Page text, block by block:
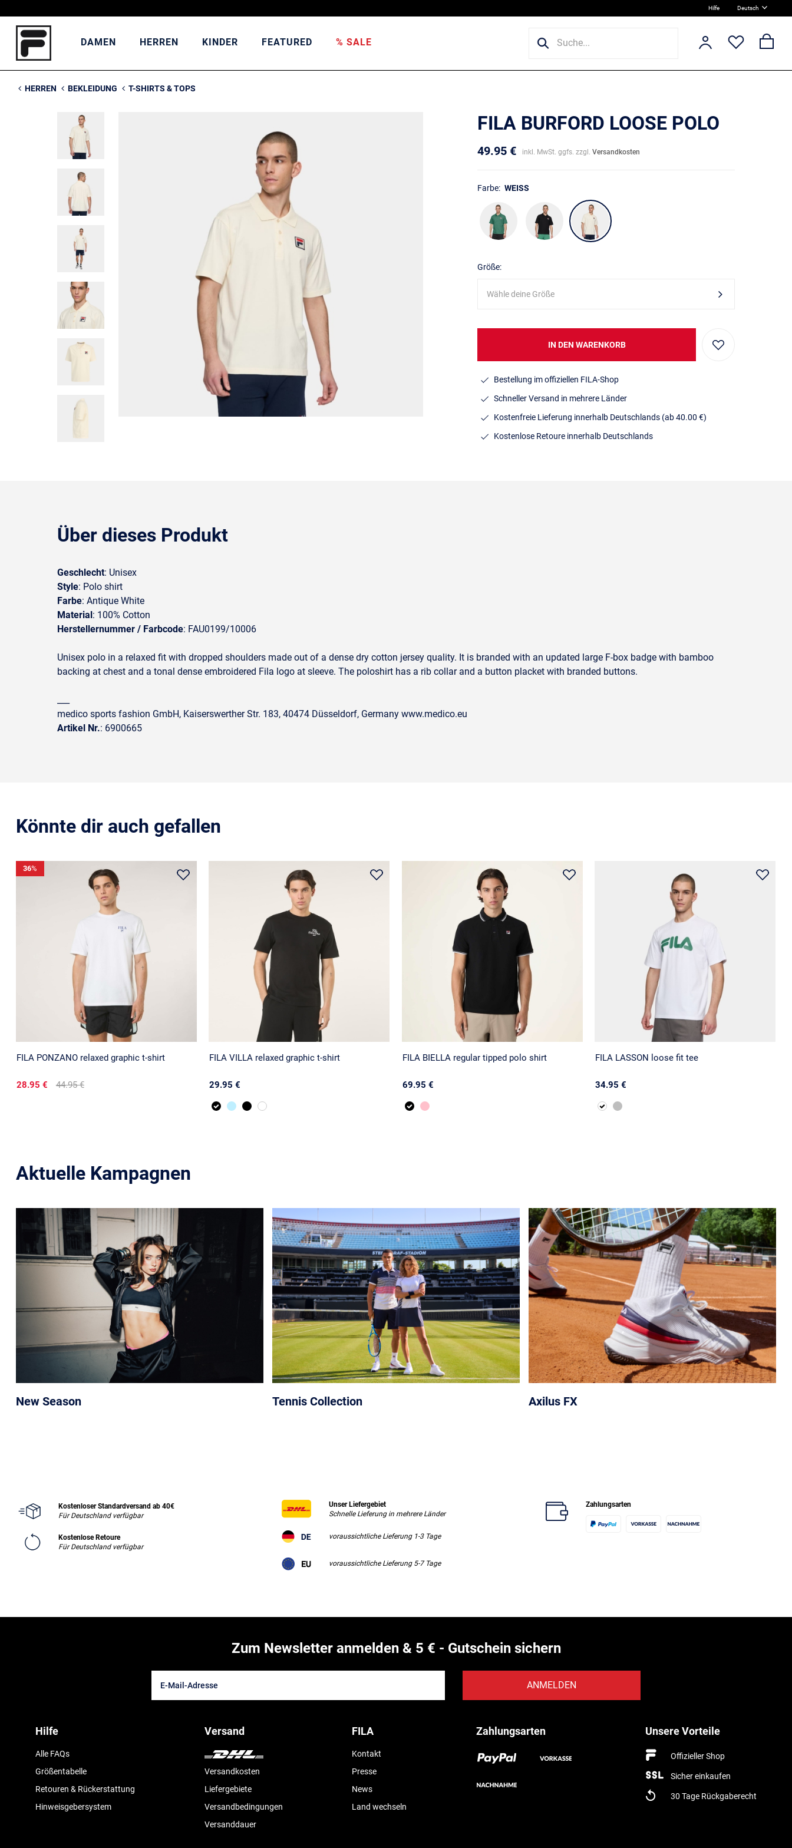
Hilfe Deutsch
DAMEN HERREN KINDER FEATURED % SALE
HERREN BEKLEIDUNG T-SHIRTS & TOPS
FILA BURFORD LOOSE POLO
49.95 € inkl. MwSt. ggfs. zzgl. Versandkosten
Farbe: WEISS
Größe:
Wähle deine Größe
IN DEN WARENKORB
Bestellung im offiziellen FILA-Shop
Schneller Versand in mehrere Länder
Kostenfreie Lieferung innerhalb Deutschlands (ab 40.00 €)
Kostenlose Retoure innerhalb Deutschlands
Über dieses Produkt
Geschlecht: Unisex
Style: Polo shirt
Farbe: Antique White
Material: 100% Cotton
Herstellernummer / Farbcode: FAU0199/10006
Unisex polo in a relaxed fit with dropped shoulders made out of a dense dry cotton jersey quality. It is branded with an updated large F-box badge with bamboo
backing at chest and a tonal dense embroidered Fila logo at sleeve. The poloshirt has a rib collar and a button placket with branded buttons.
medico sports fashion GmbH, Kaiserswerther Str. 183, 40474 Düsseldorf, Germany www.medico.eu
Artikel Nr.: 6900665
Könnte dir auch gefallen
FILA PONZANO relaxed graphic t-shirt
28.95 € 44.95 €
36%
FILA VILLA relaxed graphic t-shirt
29.95 €
FILA BIELLA regular tipped polo shirt
69.95 €
FILA LASSON loose fit tee
34.95 €
Aktuelle Kampagnen
New Season Tennis Collection Axilus FX
Kostenloser Standardversand ab 40€
Für Deutschland verfügbar
Kostenlose Retoure
Für Deutschland verfügbar
Unser Liefergebiet
Schnelle Lieferung in mehrere Länder
voraussichtliche Lieferung 1-3 Tage
voraussichtliche Lieferung 5-7 Tage
Zahlungsarten
Zum Newsletter anmelden & 5 € - Gutschein sichern
ANMELDEN
Hilfe
Alle FAQs
Größentabelle
Retouren & Rückerstattung
Hinweisgebersystem
Versand
Versandkosten
Liefergebiete
Versandbedingungen
Versanddauer
FILA
Kontakt
Presse
News
Land wechseln
Zahlungsarten Unsere Vorteile
Offizieller Shop
Sicher einkaufen
30 Tage Rückgaberecht